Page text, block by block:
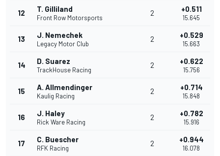
12 T. Gilliland
Front Row Motorsports
2 +0.511
15.645
13 J. Nemechek
Legacy Motor Club
2 +0.529
15.663
14 D. Suarez
TrackHouse Racing
2 +0.622
15.756
15 A. Allmendinger
Kaulig Racing
2 +0.714
15.848
16 J. Haley
Rick Ware Racing
2 +0.782
15.916
17 C. Buescher
RFK Racing
2 +0.944
16.078